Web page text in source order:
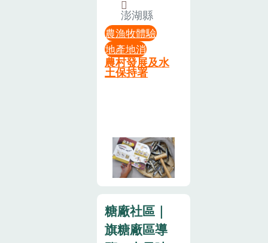
會】粉絲專
頁！2026年1
月10日，金陵
見！不見不
散！金歡喜恁
金陵社區發展
協會FB
區內角國小
程傳統手作•
特別附上後續
居家觀察與料
理應用建議活
動費用$899
費、保險）滿
十人成團左達
商號 - 左鎮高
營業時間：星
期六 09:00-
18:00星期日
57 號老樹，
走進新市在地
農業故事活動
費用1.過年限
定 DIY 體驗•
黑芝麻涼心糕
DIY_$370 元/
份（1 小時）
驗•檸檬糕
DIY_$370 元/
份（30 分
體驗內容1. 沙
灘上的童年遊
戲（10 人成
團 ）$500/人
新月灣控沙窯
沙窯，學習柴
燒埋鴨蛋的傳
統智慧，親手
抓沙蟹，感受
過低碳互動遊
戲，實踐永續
種，不但是澎
湖白金，也是
澎湖人餐桌上
的經典佳餚！
我們相信餐桌
上的那盤海鮮
食魚教育，讓
更多人了解
「魚」從大海
程：在認識魚
的過程學習魚
種的生態、棲
澎湖縣
農漁牧體驗
地產地消
農村發展及水
土保持署
糖廠社區｜
旗糖廠區導